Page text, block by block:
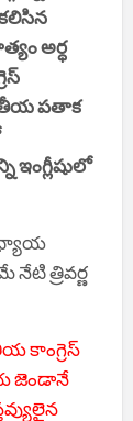
అర్ధ
పతాక
ఇంగ్లీషులో
నేటి త్రివర్ణ
కాంగ్రెస్
జెండానే